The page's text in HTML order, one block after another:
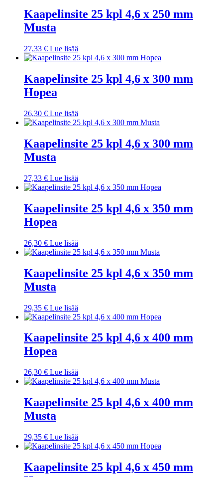
Kaapelinsite 25 kpl 4,6 x 250 mm
Musta
27,33 € Lue lisää
Kaapelinsite 25 kpl 4,6 x 300 mm
Hopea
26,30 € Lue lisää
Kaapelinsite 25 kpl 4,6 x 300 mm
Musta
27,33 € Lue lisää
Kaapelinsite 25 kpl 4,6 x 350 mm
Hopea
26,30 € Lue lisää
Kaapelinsite 25 kpl 4,6 x 350 mm
Musta
29,35 € Lue lisää
Kaapelinsite 25 kpl 4,6 x 400 mm
Hopea
26,30 € Lue lisää
Kaapelinsite 25 kpl 4,6 x 400 mm
Musta
29,35 € Lue lisää
Kaapelinsite 25 kpl 4,6 x 450 mm